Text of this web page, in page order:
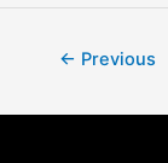
sjokolade
Post← Previous